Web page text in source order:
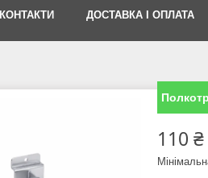
КОНТАКТИ ДОСТАВКА І ОПЛАТА
110 ₴